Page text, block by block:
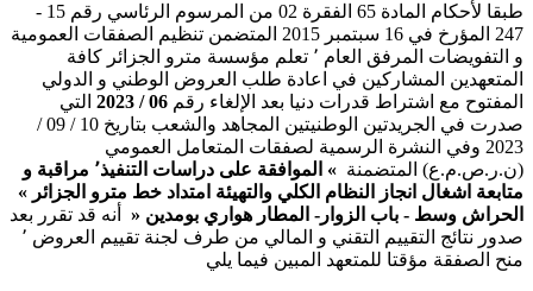
طبقا لأحكام المادة 65 الفقرة 02 من المرسوم الرئاسي رقم 15 -
247 المؤرخ في 16 سبتمبر 2015 المتضمن تنظيم الصفقات العمومية
و التفويضات المرفق العام ٬ تعلم مؤسسة مترو الجزائر كافة
المتعهدين المشاركين في اعادة طلب العروض الوطني و الدولي
المفتوح مع اشتراط قدرات دنيا بعد الإلغاء رقم 06 /
2023 التي
صدرت في الجريدتين الوطنيتين المجاهد والشعب بتاريخ 10 / 09 /
2023 وفي النشرة الرسمية لصفقات المتعامل العمومي
(ن.ر.ص.م.ع) المتضمنة
» الموافقة على دراسات التنفيذ٬ مراقبة و
متابعة اشغال انجاز النظام الكلي والتهيئة امتداد خط مترو الجزائر »
الحراش وسط - باب الزوار- المطار هواري بومدين «
أنه قد تقرر بعد
صدور نتائج التقييم التقني و المالي من طرف لجنة تقييم العروض ٬
منح الصفقة مؤقتا للمتعهد المبين فيما يلي